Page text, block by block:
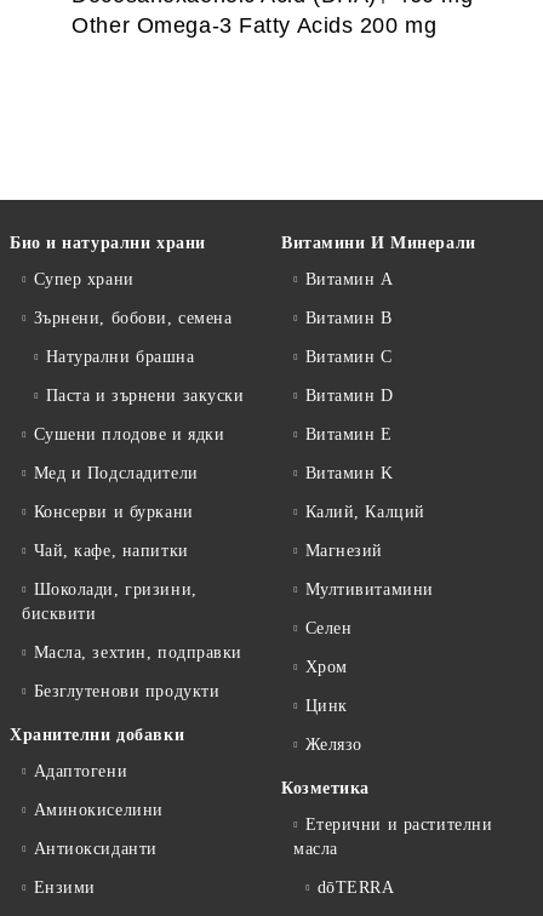
Other Omega-3 Fatty Acids 200 mg
Био и натурални храни
Супер храни
Зърнени, бобови, семена
Натурални брашна
Паста и зърнени закуски
Сушени плодове и ядки
Мед и Подсладители
Консерви и буркани
Чай, кафе, напитки
Шоколади, гризини,
бисквити
Масла, зехтин, подправки
Безглутенови продукти
Хранителни добавки
Адаптогени
Аминокиселини
Антиоксиданти
Ензими
Витамини И Минерали
Витамин А
Витамин B
Витамин C
Витамин D
Витамин E
Витамин K
Калий, Калций
Магнезий
Мултивитамини
Селен
Хром
Цинк
Желязо
Козметика
Етерични и растителни
масла
dōTERRA